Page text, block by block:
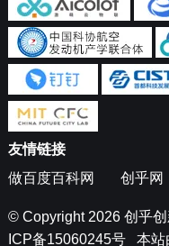
友情链接
做百度百科网
创乎网
© Copyright 2026 创乎
ICP备15060245号本站